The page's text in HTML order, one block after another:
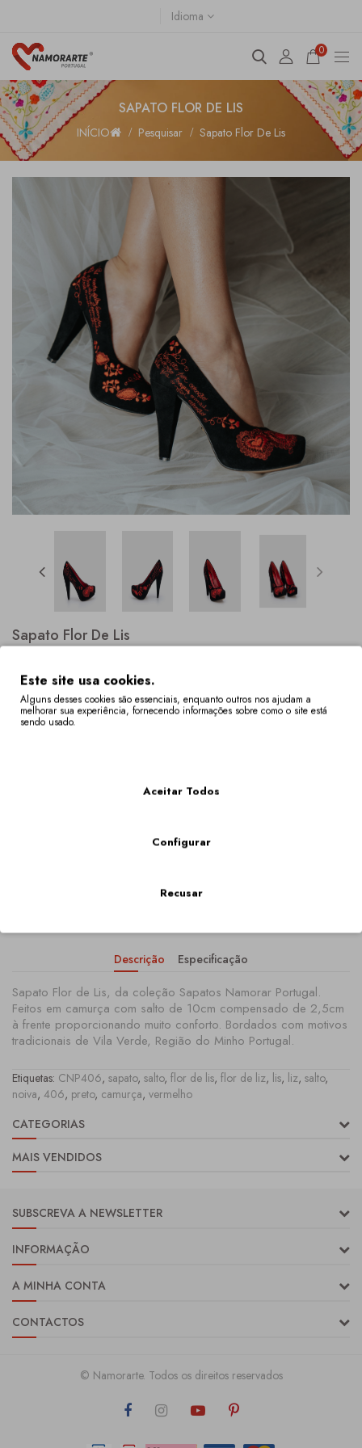
Idioma
0
SAPATO FLOR DE LIS
INÍCIO Pesquisar Sapato Flor De Lis
Sapato Flor De Lis
Descrição Especificação
Sapato Flor de Lis, da coleção Sapatos Namorar Portugal.
Feitos em camurça com salto de 10cm compensado de 2,5cm
à frente proporcionando muito conforto. Bordados com motivos
tradicionais de Vila Verde, Região do Minho Portugal.
Etiquetas: CNP406, sapato, salto, flor de lis, flor de liz, lis, liz, salto,
noiva, 406, preto, camurça, vermelho
CATEGORIAS
MAIS VENDIDOS
SUBSCREVA A NEWSLETTER
INFORMAÇÃO
A MINHA CONTA
CONTACTOS
© Namorarte. Todos os direitos reservados
Este site usa cookies.
Alguns desses cookies são essenciais, enquanto outros nos ajudam a
melhorar sua experiência, fornecendo informações sobre como o site está
sendo usado.
Aceitar Todos
Configurar
Recusar